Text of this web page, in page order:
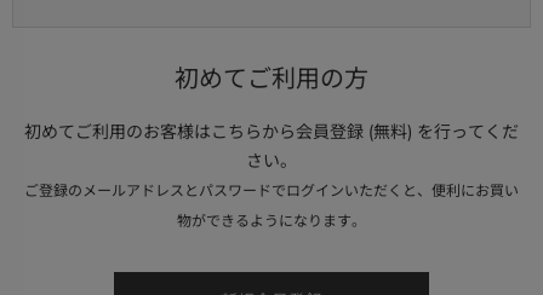
初めてご利用の方
初めてご利用のお客様はこちらから会員登録 (無料) を行ってくだ
さい。
ご登録のメールアドレスとパスワードでログインいただくと、便利にお買い
物ができるようになります。